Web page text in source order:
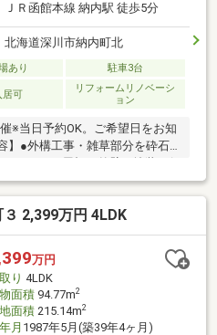
ＪＲ函館本線 納内駅 徒歩5分
北海道深川市納内町北
あり 駐車3台
居可
リフォームリノベーシ
ョン
※当日予約OK。ご希望日をお知
】●外構工事・雑草部分を砕石
チン交換、ユニットバス1坪交
面化粧台交換、玄関扉交換、全
重ね張り、2階・水回りクッシ
ューズボックス交換、給湯器交
器設置、照明LED交換等【おす
ンクスまで（約8.9km）車で18
2,399万円 4LDK
万円
り 4LDK
面積94.77m2
面積215.14m2
月 1987年5月(築39年4ヶ月)